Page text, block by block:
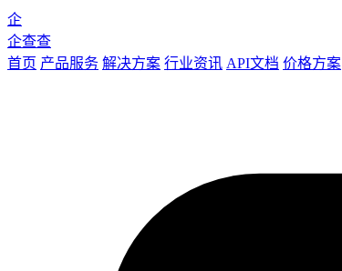
企
企查查
首页 产品服务 解决方案 行业资讯 API文档 价格方案